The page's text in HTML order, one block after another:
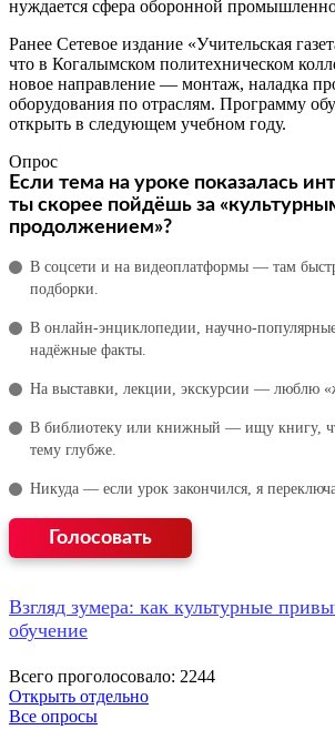
нуждается сфера оборонной
Ранее Сетевое издание «Учительская
что в Когалымском политехническом
новое направление — монтаж, наладка
оборудования по отраслям. Программу
открыть в следующем учебном году.
Опрос
Если тема на уроке показалась
ты скорее пойдёшь за
продолжением»?
В соцсети и на видеоплатформы — там
подборки.
В онлайн‑энциклопедии,
надёжные факты.
На выставки, лекции, экскурсии — люблю
В библиотеку или книжный — ищу книгу,
тему глубже.
Никуда — если урок закончился, я
Взгляд зумера: как культурные
обучение
Всего проголосовало: 2244
Открыть отдельно
Все опросы